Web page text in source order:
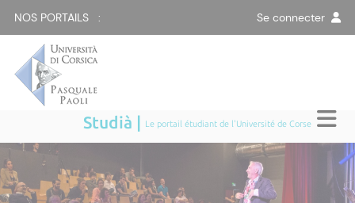
NOS PORTAILS : Se connecter
Studià | Le portail étudiant de l'Université de Corse